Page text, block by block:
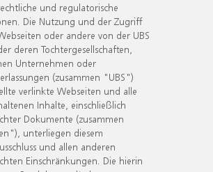
und regulatorische
Die Nutzung und der Zugriff
oder andere von der UBS
deren Tochtergesellschaften,
Unternehmen oder
(zusammen "UBS")
verlinkte Webseiten und alle
Inhalte, einschließlich
Dokumente (zusammen
unterliegen diesem
und allen anderen
Einschränkungen. Die hierin